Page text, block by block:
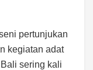
pertunjukan
kegiatan adat
sering kali